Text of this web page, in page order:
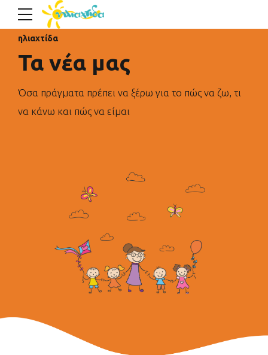
ηλιαχτίδα
Τα νέα μας
Όσα πράγματα πρέπει να ξέρω για το πώς να ζω, τι
να κάνω και πώς να είμαι